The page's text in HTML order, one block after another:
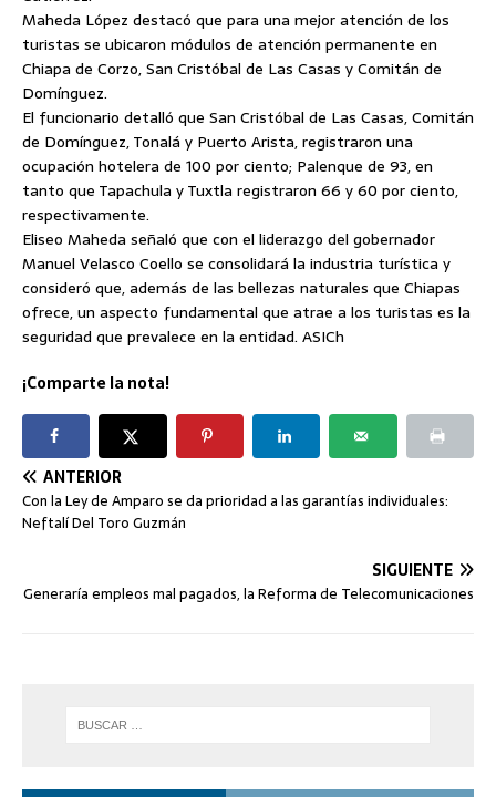
Maheda López destacó que para una mejor atención de los
turistas se ubicaron módulos de atención permanente en
Chiapa de Corzo, San Cristóbal de Las Casas y Comitán de
Domínguez.
El funcionario detalló que San Cristóbal de Las Casas, Comitán
de Domínguez, Tonalá y Puerto Arista, registraron una
ocupación hotelera de 100 por ciento; Palenque de 93, en
tanto que Tapachula y Tuxtla registraron 66 y 60 por ciento,
respectivamente.
Eliseo Maheda señaló que con el liderazgo del gobernador
Manuel Velasco Coello se consolidará la industria turística y
consideró que, además de las bellezas naturales que Chiapas
ofrece, un aspecto fundamental que atrae a los turistas es la
seguridad que prevalece en la entidad. ASICh
¡Comparte la nota!
ANTERIOR
Con la Ley de Amparo se da prioridad a las garantías individuales:
Neftalí Del Toro Guzmán
SIGUIENTE
Generaría empleos mal pagados, la Reforma de Telecomunicaciones